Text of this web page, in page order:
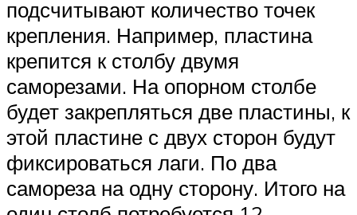
подсчитывают количество точек
крепления. Например, пластина
крепится к столбу двумя
саморезами. На опорном столбе
будет закрепляться две пластины, к
этой пластине с двух сторон будут
фиксироваться лаги. По два
самореза на одну сторону. Итого на